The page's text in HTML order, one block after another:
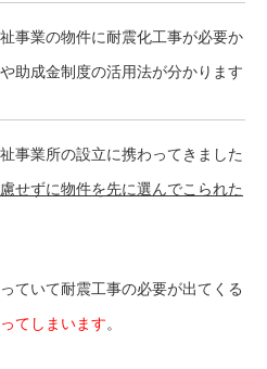
事業の物件に耐震化工事が必要か
助成金制度の活用法が分かります
事業所の設立に携わってきました
せずに物件を先に選んでこられた
ていて耐震工事の必要が出てくる
てしまいます。